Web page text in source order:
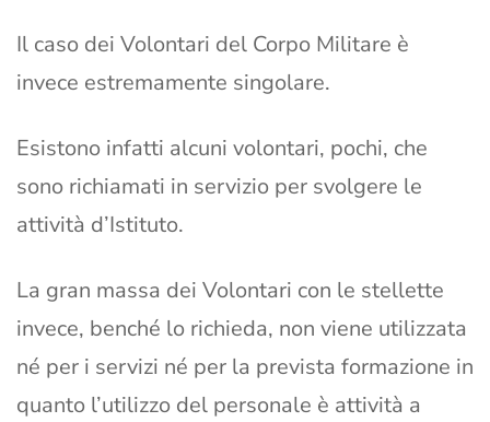
Il caso dei Volontari del Corpo Militare è
invece estremamente singolare.
Esistono infatti alcuni volontari, pochi, che
sono richiamati in servizio per svolgere le
attività d’Istituto.
La gran massa dei Volontari con le stellette
invece, benché lo richieda, non viene utilizzata
né per i servizi né per la prevista formazione in
quanto l’utilizzo del personale è attività a